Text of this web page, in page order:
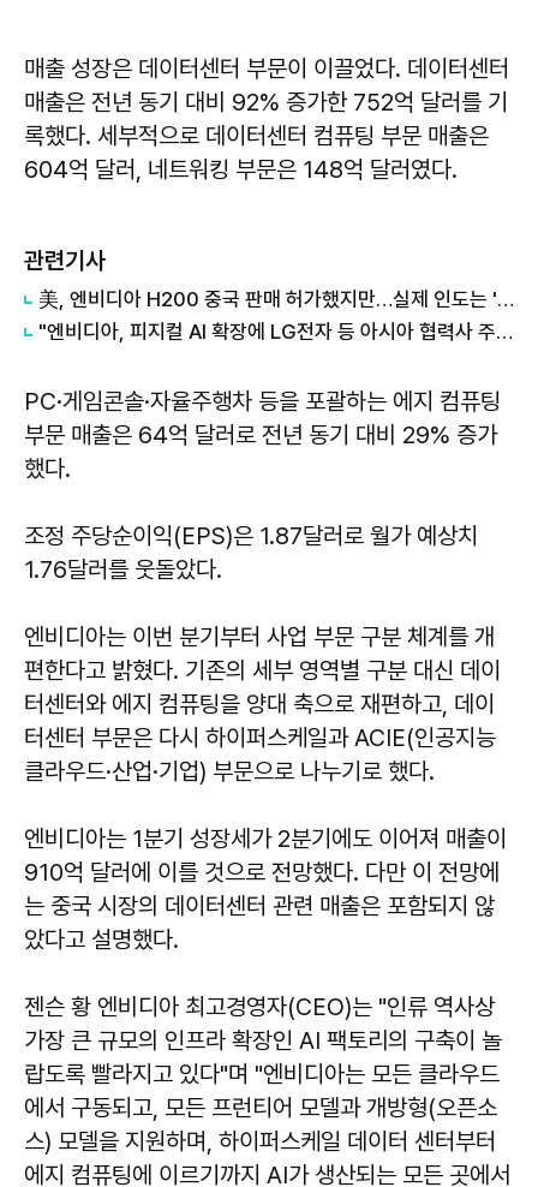
매출 성장은 데이터센터 부문이 이끌었다. 데이터센터
매출은 전년 동기 대비 92% 증가한 752억 달러를 기
록했다. 세부적으로 데이터센터 컴퓨팅 부문 매출은
604억 달러, 네트워킹 부문은 148억 달러였다.
관련기사
美, 엔비디아 H200 중국 판매 허가했지만…실제 인도는 '0건'
"엔비디아, 피지컬 AI 확장에 LG전자 등 아시아 협력사 주가 상승"
PC·게임콘솔·자율주행차 등을 포괄하는 에지 컴퓨팅
부문 매출은 64억 달러로 전년 동기 대비 29% 증가
했다.
조정 주당순이익(EPS)은 1.87달러로 월가 예상치
1.76달러를 웃돌았다.
엔비디아는 이번 분기부터 사업 부문 구분 체계를 개
편한다고 밝혔다. 기존의 세부 영역별 구분 대신 데이
터센터와 에지 컴퓨팅을 양대 축으로 재편하고, 데이
터센터 부문은 다시 하이퍼스케일과 ACIE(인공지능
클라우드·산업·기업) 부문으로 나누기로 했다.
엔비디아는 1분기 성장세가 2분기에도 이어져 매출이
910억 달러에 이를 것으로 전망했다. 다만 이 전망에
는 중국 시장의 데이터센터 관련 매출은 포함되지 않
았다고 설명했다.
젠슨 황 엔비디아 최고경영자(CEO)는 "인류 역사상
가장 큰 규모의 인프라 확장인 AI 팩토리의 구축이 놀
랍도록 빨라지고 있다"며 "엔비디아는 모든 클라우드
에서 구동되고, 모든 프런티어 모델과 개방형(오픈소
스) 모델을 지원하며, 하이퍼스케일 데이터 센터부터
에지 컴퓨팅에 이르기까지 AI가 생산되는 모든 곳에서